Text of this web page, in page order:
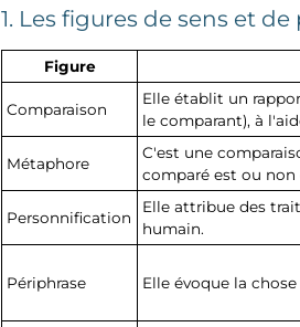
1. Les figures de sens et de
Figure
Comparaison
Elle établit un
le comparant), à
Métaphore
C'est une
comparé est ou non
Personnification
Elle attribue des
humain.
Périphrase Elle évoque la